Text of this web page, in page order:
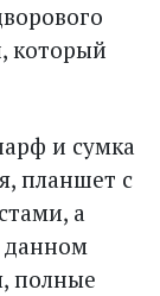
который
и сумка
планшет с
а
данном
полные